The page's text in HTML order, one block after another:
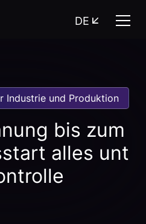
DE
Industrie und Produktion
bis zum
alles unt